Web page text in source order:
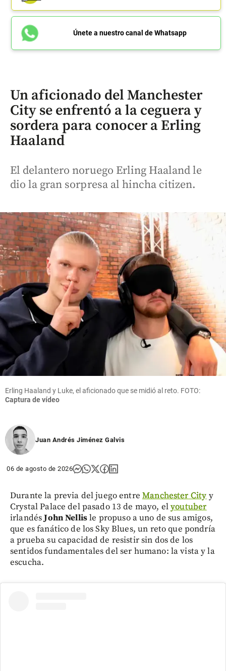
Únete a nuestro canal de Whatsapp
Un aficionado del Manchester
City se enfrentó a la ceguera y
sordera para conocer a Erling
Haaland
El delantero noruego Erling Haaland le
dio la gran sorpresa al hincha citizen.
Erling Haaland y Luke, el aficionado que se midió al reto. FOTO:
Captura de vídeo
Juan Andrés Jiménez Galvis
06 de agosto de 2026
Durante la previa del juego entreManchester City y
Crystal Palace del pasado 13 de mayo, elyoutuber
irlandésJohn Nellisle propuso a uno de sus amigos,
que es fanático de los Sky Blues, un reto que pondría
a prueba su capacidad de resistir sin dos de los
sentidos fundamentales del ser humano: la vista y la
escucha.